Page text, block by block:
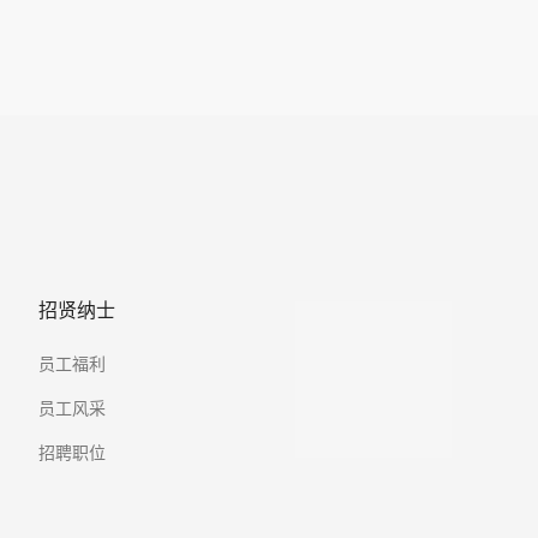
招贤纳士
员工福利
员工风采
招聘职位